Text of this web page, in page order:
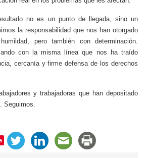
no es un punto de llegada, sino un
la responsabilidad que nos han otorgado
pero también con determinación.
con la misma línea que nos ha traído
cercanía y firme defensa de los derechos
y trabajadoras que han depositado
Seguimos.